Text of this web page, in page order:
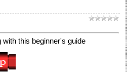
this beginner's guide